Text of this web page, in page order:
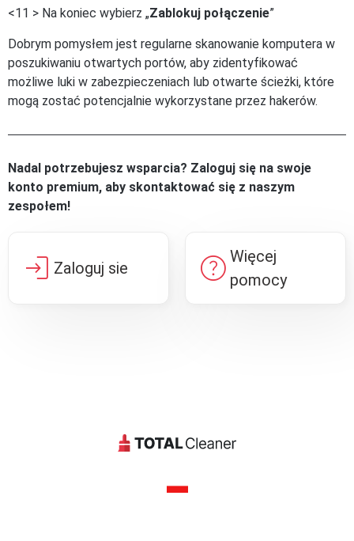
<11 > Na koniec wybierz „Zablokuj połączenie”
Dobrym pomysłem jest regularne skanowanie komputera w
poszukiwaniu otwartych portów, aby zidentyfikować
możliwe luki w zabezpieczeniach lub otwarte ścieżki, które
mogą zostać potencjalnie wykorzystane przez hakerów.
Nadal potrzebujesz wsparcia? Zaloguj się na swoje
konto premium, aby skontaktować się z naszym
zespołem!
login Zaloguj sie help Więcej
pomocy